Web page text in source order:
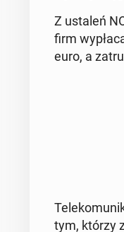
Z ustaleń
firm
euro, a
tym, którzy